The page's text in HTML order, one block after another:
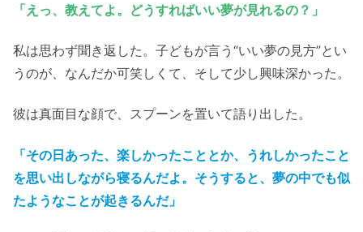
「えっ、教えてよ。どうすればいい夢が見れるの？」
私は思わず聞き返した。子どもが言う“いい夢の見方”とい
うのが、なんだか可笑しくて、そして少し興味深かった。
彼は真面目な顔で、スプーンを置いて語り出した。
「その日あった、楽しかったこととか、うれしかったこと
を思い出しながら寝るんだよ。そうすると、夢の中でも似
たようなことが起きるんだ」